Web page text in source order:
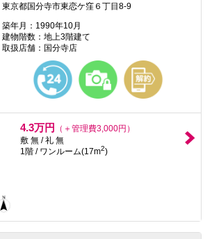
東京都国分寺市東恋ケ窪６丁目8-9
築年月：1990年10月
建物階数：地上3階建て
取扱店舗：国分寺店
4.3万円
（＋管理費3,000円）
敷 無 / 礼 無
1階 / ワンルーム(17m2)